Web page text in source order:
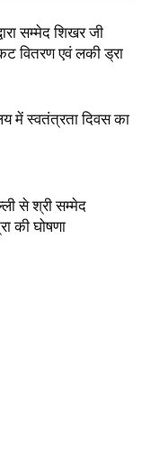
सम्मेद शिखर जी
वितरण एवं लकी ड्रा
में स्वतंत्रता दिवस का
से श्री सम्मेद
की घोषणा